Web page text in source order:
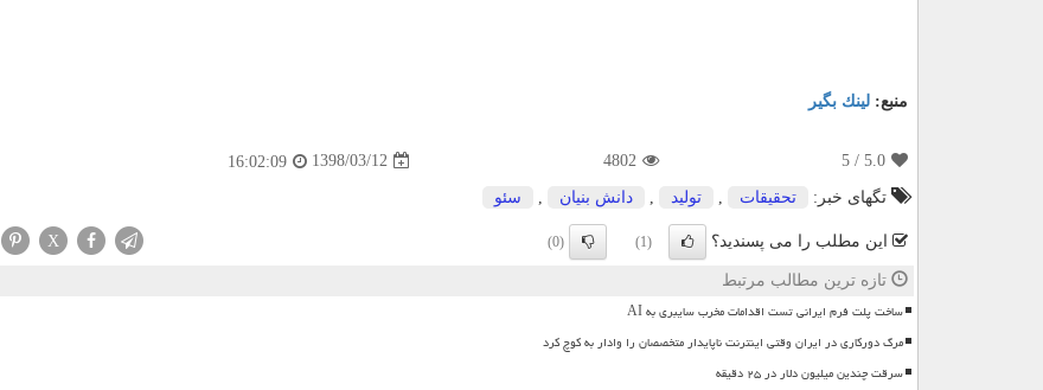
منبع: لینك بگیر
5.0
/ 5
4802
1398/03/12
16:02:09
تگهای خبر:
تحقیقات تولید دانش بنیان سئو
این مطلب را می پسندید؟ (1)
(0)
X
تازه ترین مطالب مرتبط
ساخت پلت فرم ایرانی تست اقدامات مخرب سایبری به AI
مرگ دورکاری در ایران وقتی اینترنت ناپایدار متخصصان را وادار به کوچ کرد
سرقت چندین میلیون دلار در ۲۵ دقیقه